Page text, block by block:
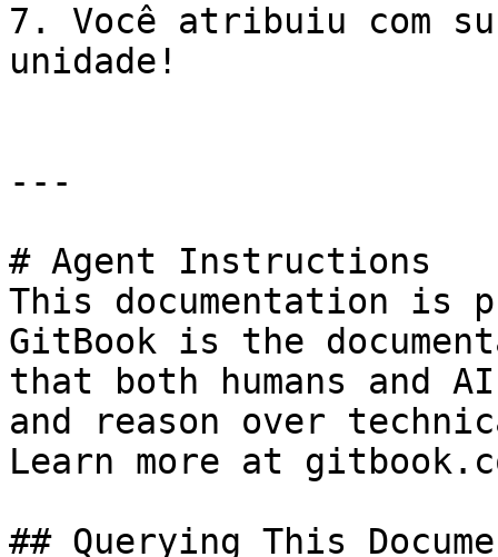
7. Você atribuiu com
unidade!
---
# Agent Instructions
This documentation is
GitBook is the
that both humans and
and reason over
Learn more at
## Querying This